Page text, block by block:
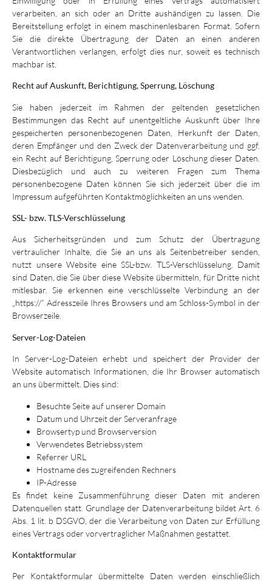
verarbeiten, an sich oder an Dritte aushändigen zu lassen. Die
Bereitstellung erfolgt in einem maschinenlesbaren Format. Sofern
Sie die direkte Übertragung der Daten an einen anderen
Verantwortlichen verlangen, erfolgt dies nur, soweit es technisch
machbar ist.
Recht auf Auskunft, Berichtigung, Sperrung, Löschung
Sie haben jederzeit im Rahmen der geltenden gesetzlichen
Bestimmungen das Recht auf unentgeltliche Auskunft über Ihre
gespeicherten personenbezogenen Daten, Herkunft der Daten,
deren Empfänger und den Zweck der Datenverarbeitung und ggf.
ein Recht auf Berichtigung, Sperrung oder Löschung dieser Daten.
Diesbezüglich und auch zu weiteren Fragen zum Thema
personenbezogene Daten können Sie sich jederzeit über die im
Impressum aufgeführten Kontaktmöglichkeiten an uns wenden.
SSL- bzw. TLS-Verschlüsselung
Aus Sicherheitsgründen und zum Schutz der Übertragung
vertraulicher Inhalte, die Sie an uns als Seitenbetreiber senden,
nutzt unsere Website eine SSL-bzw. TLS-Verschlüsselung. Damit
sind Daten, die Sie über diese Website übermitteln, für Dritte nicht
mitlesbar. Sie erkennen eine verschlüsselte Verbindung an der
„https://“ Adresszeile Ihres Browsers und am Schloss-Symbol in der
Browserzeile.
Server-Log-Dateien
In Server-Log-Dateien erhebt und speichert der Provider der
Website automatisch Informationen, die Ihr Browser automatisch
an uns übermittelt. Dies sind:
Besuchte Seite auf unserer Domain
Datum und Uhrzeit der Serveranfrage
Browsertyp und Browserversion
Verwendetes Betriebssystem
Referrer URL
Hostname des zugreifenden Rechners
IP-Adresse
Es findet keine Zusammenführung dieser Daten mit anderen
Datenquellen statt. Grundlage der Datenverarbeitung bildet Art. 6
Abs. 1 lit. b DSGVO, der die Verarbeitung von Daten zur Erfüllung
eines Vertrags oder vorvertraglicher Maßnahmen gestattet.
Kontaktformular
Per Kontaktformular übermittelte Daten werden einschließlich